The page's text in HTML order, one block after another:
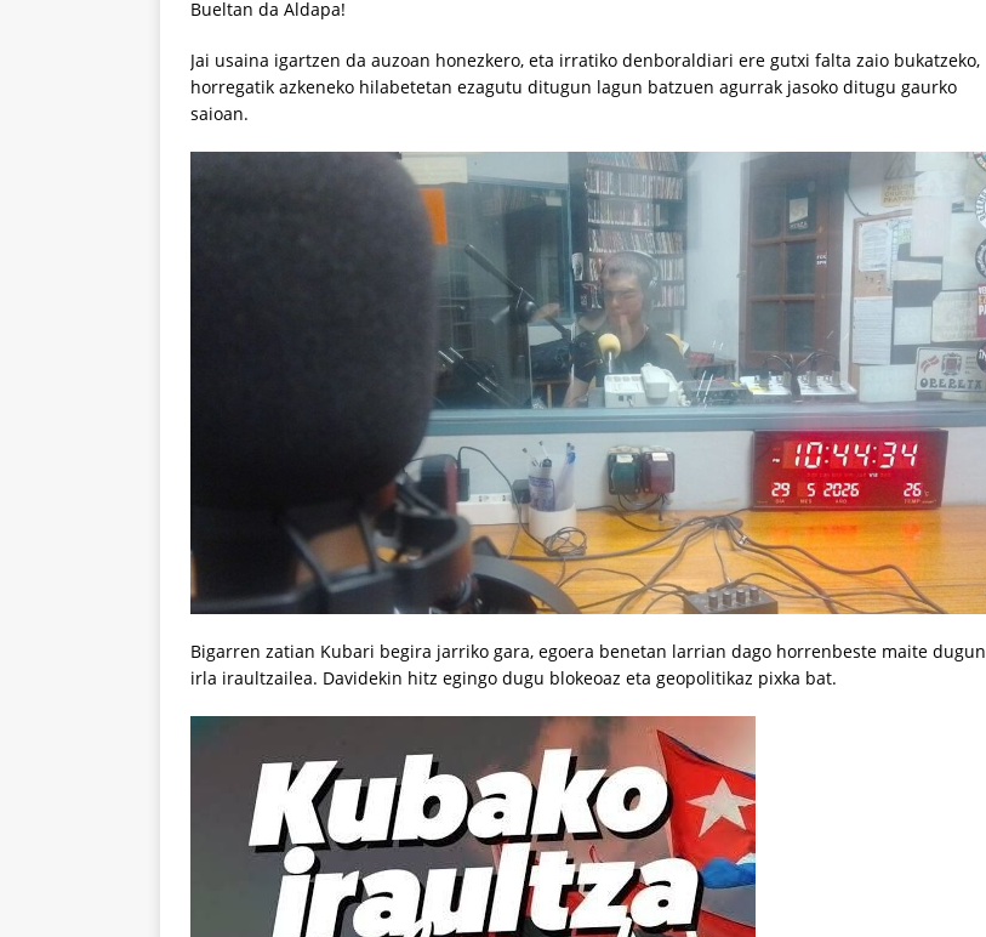
Bueltan da Aldapa!
Jai usaina igartzen da auzoan honezkero, eta irratiko denboraldiari ere gutxi falta zaio bukatzeko,
horregatik azkeneko hilabetetan ezagutu ditugun lagun batzuen agurrak jasoko ditugu gaurko
saioan.
Bigarren zatian Kubari begira jarriko gara, egoera benetan larrian dago horrenbeste maite dugun
irla iraultzailea. Davidekin hitz egingo dugu blokeoaz eta geopolitikaz pixka bat.